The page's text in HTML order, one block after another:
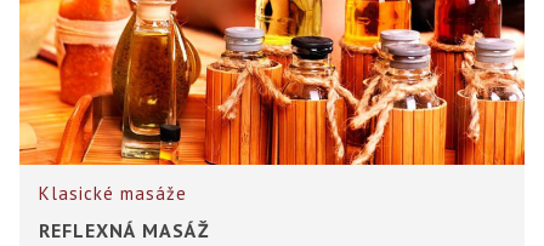
Klasické masáže
REFLEXNÁ MASÁŽ